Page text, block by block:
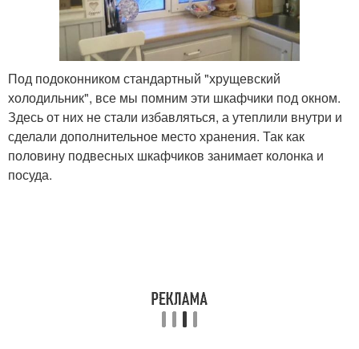
Под подоконником стандартный "хрущевский
холодильник", все мы помним эти шкафчики под окном.
Здесь от них не стали избавляться, а утеплили внутри и
сделали дополнительное место хранения. Так как
половину подвесных шкафчиков занимает колонка и
посуда.